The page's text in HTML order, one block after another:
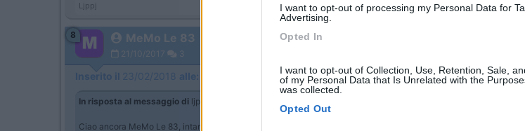
I want to opt-out of processing my Personal Data for
Advertising.
Opted In
I want to opt-out of Collection, Use, Retention, Sale,
of my Personal Data that Is Unrelated with the
was collected.
Opted Out
Ljppj
8 MeMo Le 83
21/10/2017 3
Inserito il 23/02/2018 alle:
In risposta al messaggio di ljppj
Ciao ancora MeMo Le 83, intanto per quanto riguarda il tu , ritengo semplicemente normale tra tutti noi.